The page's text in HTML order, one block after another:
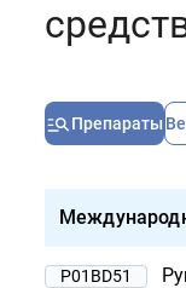
Препараты
P01BD51